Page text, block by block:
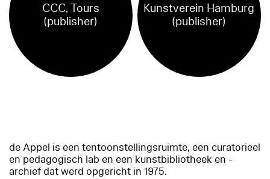
CCC, Tours
(publisher)
Kunstverein Hamburg
(publisher)
de Appel is een tentoonstellingsruimte, een curatorieel
en pedagogisch lab en een kunstbibliotheek en -
archief dat werd opgericht in 1975.